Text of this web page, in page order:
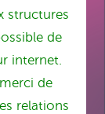
structures
de
internet.
de
relations